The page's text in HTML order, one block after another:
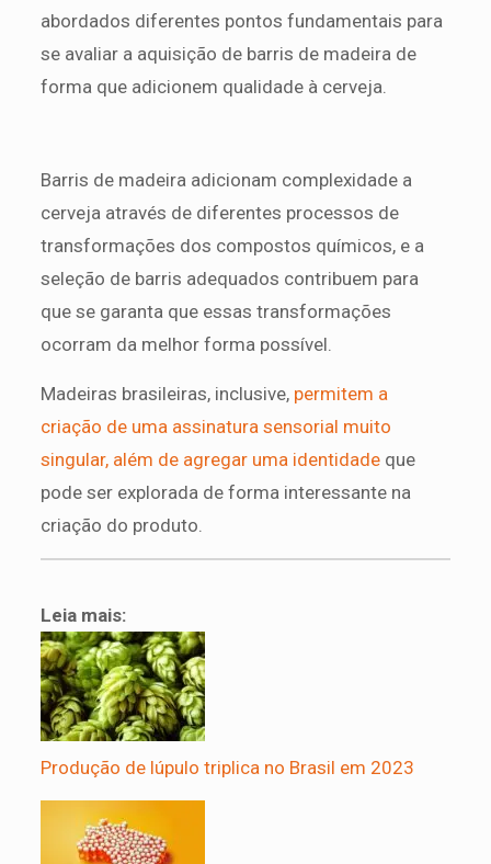
abordados diferentes pontos fundamentais para
se avaliar a aquisição de barris de madeira de
forma que adicionem qualidade à cerveja.
Barris de madeira adicionam complexidade a
cerveja através de diferentes processos de
transformações dos compostos químicos, e a
seleção de barris adequados contribuem para
que se garanta que essas transformações
ocorram da melhor forma possível.
Madeiras brasileiras, inclusive, permitem a
criação de uma assinatura sensorial muito
singular, além de agregar uma identidadeque
pode ser explorada de forma interessante na
criação do produto.
Leia mais:
Produção de lúpulo triplica no Brasil em 2023